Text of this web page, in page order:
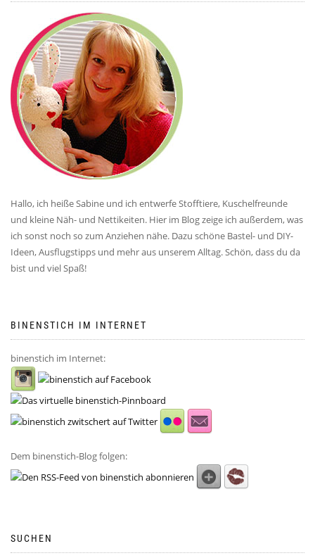
Hallo, ich heiße Sabine und ich entwerfe Stofftiere, Kuschelfreunde
und kleine Näh- und Nettikeiten. Hier im Blog zeige ich außerdem, was
ich sonst noch so zum Anziehen nähe. Dazu schöne Bastel- und DIY-
Ideen, Ausflugstipps und mehr aus unserem Alltag. Schön, dass du da
bist und viel Spaß!
BINENSTICH IM INTERNET
binenstich im Internet:
Dem binenstich-Blog folgen:
SUCHEN